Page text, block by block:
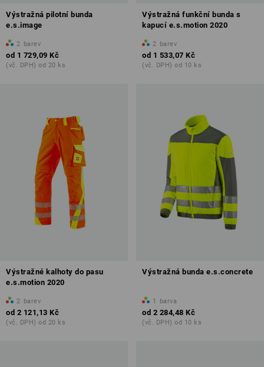
Výstražná pilotní bunda
e.s.image
2 barev
od 1 729,09 Kč
(vč. DPH) od 20 ks
Výstražná funkční bunda s
kapucí e.s.motion 2020
2 barev
od 1 533,07 Kč
(vč. DPH) od 10 ks
Výstražné kalhoty do pasu
e.s.motion 2020
2 barev
od 2 121,13 Kč
(vč. DPH) od 20 ks
Výstražná bunda e.s.concrete
1 barva
od 2 284,48 Kč
(vč. DPH) od 10 ks